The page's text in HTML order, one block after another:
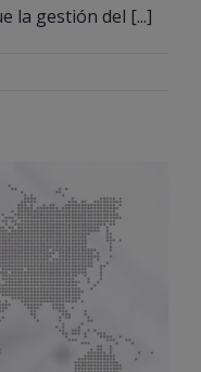
la gestión del [...]